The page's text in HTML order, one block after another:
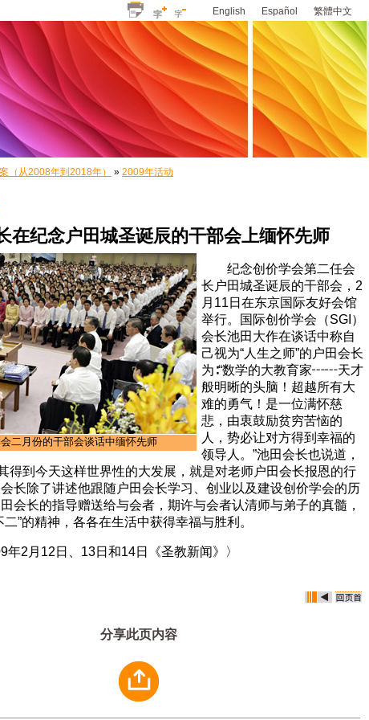
English Español 繁體中文
（从2008年到2018年） » 2009年活动
在纪念户田城圣诞辰的干部会上缅怀先师
二月份的干部会谈话中缅怀先师
纪念创价学会第二任会
长户田城圣诞辰的干部会，2
月11日在东京国际友好会馆
举行。国际创价学会（SGI）
会长池田大作在谈话中称自
己视为“人生之师”的户田会长
为∶“数学的大教育家┅┅天才
般明晰的头脑！超越所有大
难的勇气！是一位满怀慈
悲，由衷鼓励贫穷苦恼的
人，势必让对方得到幸福的
领导人。”池田会长也说道，
得到今天这样世界性的大发展，就是对老师户田会长报恩的行
长除了讲述他跟随户田会长学习、创业以及建设创价学会的历
会长的指导赠送给与会者，期许与会者认清师与弟子的真髓，
二”的精神，各各在生活中获得幸福与胜利。
年2月12日、13日和14日《圣教新闻》〉
分享此页内容